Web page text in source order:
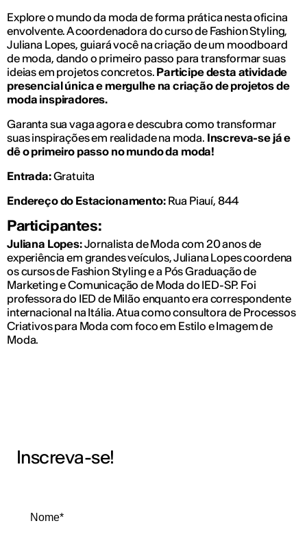
Explore o mundo da moda de forma prática nesta oficina
envolvente. A coordenadora do curso de Fashion Styling,
Juliana Lopes, guiará você na criação de um moodboard
de moda, dando o primeiro passo para transformar suas
ideias em projetos concretos. Participe desta atividade
presencial única e mergulhe na criação de projetos de
moda inspiradores.
Garanta sua vaga agora e descubra como transformar
suas inspirações em realidade na moda. Inscreva-se já e
dê o primeiro passo no mundo da moda!
Entrada:Gratuita
Endereço do Estacionamento: Rua Piauí, 844
Participantes:
Juliana Lopes:Jornalista de Moda com 20 anos de
experiência em grandes veículos, Juliana Lopes coordena
os cursos de Fashion Styling e a Pós Graduação de
Marketing e Comunicação de Moda do IED-SP. Foi
professora do IED de Milão enquanto era correspondente
internacional na Itália. Atua como consultora de Processos
Criativos para Moda com foco em Estilo e Imagem de
Moda.
Inscreva-se!
Nome*